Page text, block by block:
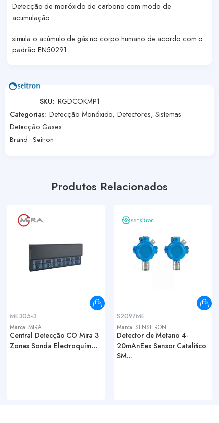
Detecção de monóxido de carbono com modo de
acumulação
simula o acúmulo de gás no corpo humano de acordo com o
padrão EN50291.
SKU: RGDCOKMP1
Categorias: Detecção Monóxido, Detectores, Sistemas
Detecção Gases
Brand: Seitron
Produtos Relacionados
ME305-3
Marca: MIRA
Central Detecção CO Mira 3
Zonas Sonda Electroquím...
S2097ME
Marca: SENSITRON
Detector de Metano 4-
20mAnEex Sensor Catalitico
SM...